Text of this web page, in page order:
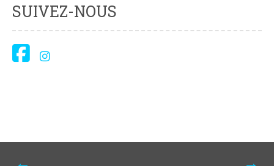
SUIVEZ-NOUS
Navigation
→
←